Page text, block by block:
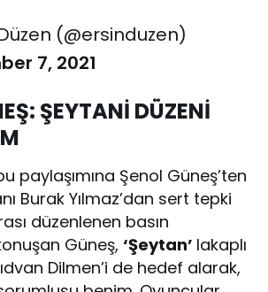
(@ersinduzen)
7, 2021
ŞEYTANİ DÜZENİ
paylaşımına Şenol Güneş’ten
Burak Yılmaz’dan sert tepki
düzenlenen basın
Güneş,‘Şeytan’ lakaplı
Dilmen’i de hedef alarak,